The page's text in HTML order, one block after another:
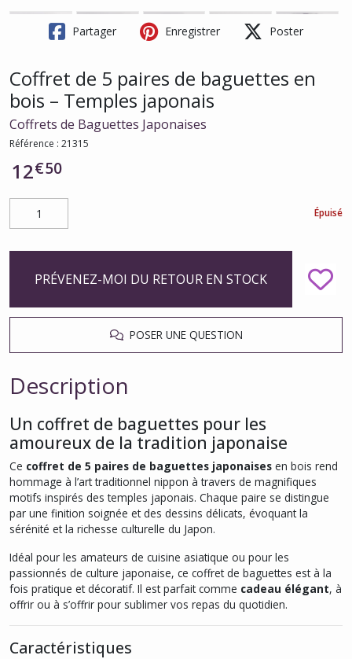
Partager Enregistrer Poster
Coffret de 5 paires de baguettes en
bois – Temples japonais
Coffrets de Baguettes Japonaises
Référence : 21315
12€50
Épuisé
PRÉVENEZ-MOI DU RETOUR EN STOCK
POSER UNE QUESTION
Description
Un coffret de baguettes pour les
amoureux de la tradition japonaise
Ce coffret de 5 paires de baguettes japonaises en bois rend
hommage à l’art traditionnel nippon à travers de magnifiques
motifs inspirés des temples japonais. Chaque paire se distingue
par une finition soignée et des dessins délicats, évoquant la
sérénité et la richesse culturelle du Japon.
Idéal pour les amateurs de cuisine asiatique ou pour les
passionnés de culture japonaise, ce coffret de baguettes est à la
fois pratique et décoratif. Il est parfait comme cadeau élégant, à
offrir ou à s’offrir pour sublimer vos repas du quotidien.
Caractéristiques